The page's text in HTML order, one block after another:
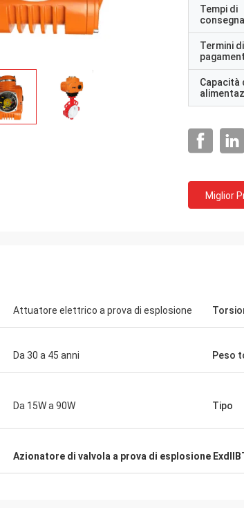
con DCL,
prodotti DCL.
rigorosi con i
esperimenti
DCL è nostro partner e
anni, i loro attuatori
frigoriferi.I nostri
servono i clienti di HVAC in
Tempi di
consegna
Termini di
Capacità
Miglior
Attuatore elettrico a prova di esplosione
Da 30 a 45 anni Peso
Da 15W a 90W Tipo
Azionatore di valvola a prova di esplosione